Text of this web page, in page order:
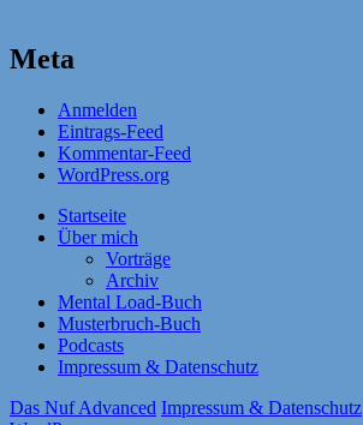
Meta
Anmelden
Eintrags-Feed
Kommentar-Feed
WordPress.org
Startseite
Über mich
Vorträge
Archiv
Mental Load-Buch
Musterbruch-Buch
Podcasts
Impressum & Datenschutz
Das Nuf Advanced Impressum & Datenschutz